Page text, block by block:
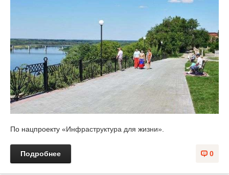
По нацпроекту «Инфраструктура для жизни».
0
Подробнее